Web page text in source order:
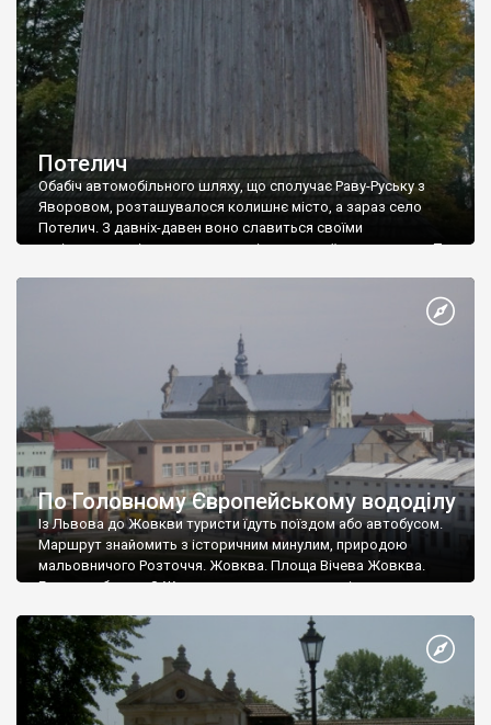
Потелич
Обабіч автомобільного шляху, що сполучає Раву-Руську з
Яворовом, розташувалося колишнє місто, а зараз село
Потелич. З давніх-давен воно славиться своїми
архітектурами і природними намітками, своїми легендами. Тут
датується 17 століттям. Знаменитою вона ще є й тому, що у
По Головному Європейському вододілу
Із Львова до Жовкви туристи їдуть поїздом або автобусом.
Маршрут знайомить з історичним минулим, природою
мальовничого Розточчя. Жовква. Площа Вічева Жовква.
Глинська брама З Жовкви дорога веде на захід до
мальовничі схили Розточчя, покриті лісом. На схід від
Жовкви виділяється ерозійний останець – гора Гарай (368 м),
з […]